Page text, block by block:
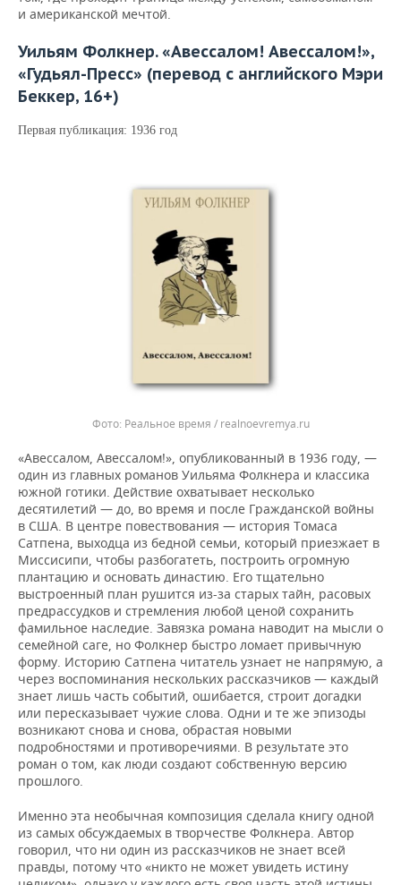
и американской мечтой.
Уильям Фолкнер. «Авессалом! Авессалом!»,
«Гудьял-Пресс» (перевод с английского Мэри
Беккер, 16+)
Первая публикация: 1936 год
Реальное время / realnoevremya.ru
«Авессалом, Авессалом!», опубликованный в 1936 году, —
один из главных романов Уильяма Фолкнера и классика
южной готики. Действие охватывает несколько
десятилетий — до, во время и после Гражданской войны
в США. В центре повествования — история Томаса
Сатпена, выходца из бедной семьи, который приезжает в
Миссисипи, чтобы разбогатеть, построить огромную
плантацию и основать династию. Его тщательно
выстроенный план рушится из-за старых тайн, расовых
предрассудков и стремления любой ценой сохранить
фамильное наследие. Завязка романа наводит на мысли о
семейной саге, но Фолкнер быстро ломает привычную
форму. Историю Сатпена читатель узнает не напрямую, а
через воспоминания нескольких рассказчиков — каждый
знает лишь часть событий, ошибается, строит догадки
или пересказывает чужие слова. Одни и те же эпизоды
возникают снова и снова, обрастая новыми
подробностями и противоречиями. В результате это
роман о том, как люди создают собственную версию
прошлого.
Именно эта необычная композиция сделала книгу одной
из самых обсуждаемых в творчестве Фолкнера. Автор
говорил, что ни один из рассказчиков не знает всей
правды, потому что «никто не может увидеть истину